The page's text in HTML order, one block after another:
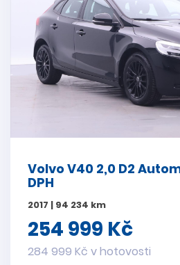
Volvo V40 2,0 D2
DPH
2017 | 94 234 km
254 999 Kč
284 999 Kč v hotovosti